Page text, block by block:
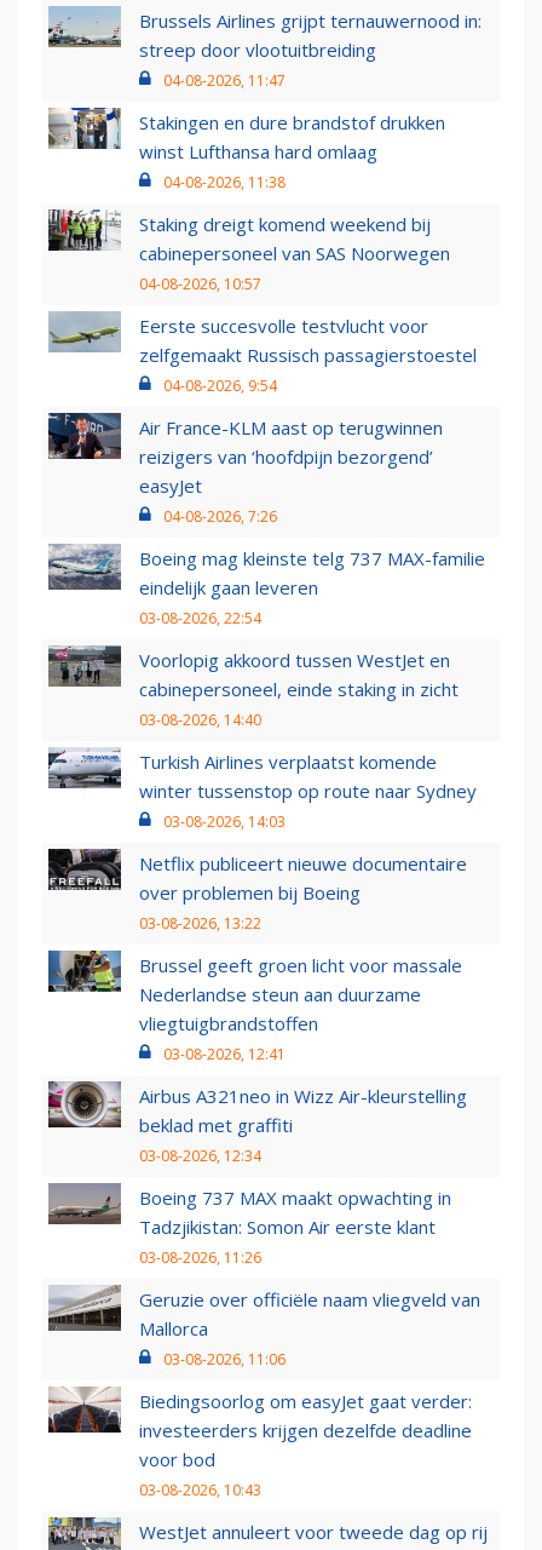
Brussels Airlines grijpt ternauwernood in:
streep door vlootuitbreiding
04-08-2026, 11:47
Stakingen en dure brandstof drukken
winst Lufthansa hard omlaag
04-08-2026, 11:38
Staking dreigt komend weekend bij
cabinepersoneel van SAS Noorwegen
04-08-2026, 10:57
Eerste succesvolle testvlucht voor
zelfgemaakt Russisch passagierstoestel
04-08-2026, 9:54
Air France-KLM aast op terugwinnen
reizigers van ‘hoofdpijn bezorgend’
easyJet
04-08-2026, 7:26
Boeing mag kleinste telg 737 MAX-familie
eindelijk gaan leveren
03-08-2026, 22:54
Voorlopig akkoord tussen WestJet en
cabinepersoneel, einde staking in zicht
03-08-2026, 14:40
Turkish Airlines verplaatst komende
winter tussenstop op route naar Sydney
03-08-2026, 14:03
Netflix publiceert nieuwe documentaire
over problemen bij Boeing
03-08-2026, 13:22
Brussel geeft groen licht voor massale
Nederlandse steun aan duurzame
vliegtuigbrandstoffen
03-08-2026, 12:41
Airbus A321neo in Wizz Air-kleurstelling
beklad met graffiti
03-08-2026, 12:34
Boeing 737 MAX maakt opwachting in
Tadzjikistan: Somon Air eerste klant
03-08-2026, 11:26
Geruzie over officiële naam vliegveld van
Mallorca
03-08-2026, 11:06
Biedingsoorlog om easyJet gaat verder:
investeerders krijgen dezelfde deadline
voor bod
03-08-2026, 10:43
WestJet annuleert voor tweede dag op rij